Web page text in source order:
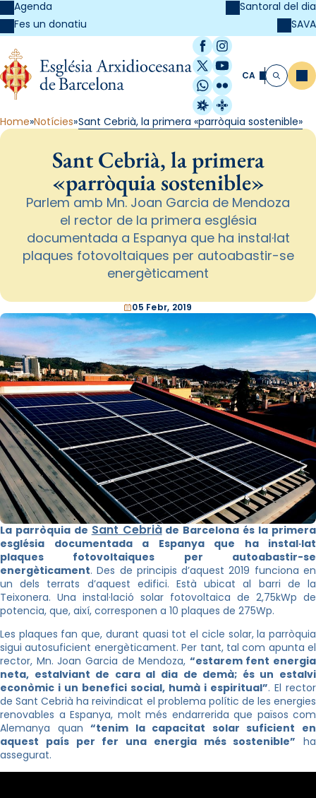
Agenda
Fes un donatiu
Santoral del dia
SAVA
Facebook
Instagram
X / Twitter
YouTube
WhatsApp
Flickr
Radio Estel
Catalunya
CA Cerca
Home Notícies Sant Cebrià, la primera «parròquia sostenible»
Sant Cebrià, la primera
«parròquia sostenible»
Parlem amb Mn. Joan Garcia de Mendoza
el rector de la primera església
documentada a Espanya que ha instal·lat
plaques fotovoltaiques per autoabastir-se
energèticament
05 Febr, 2019
La parròquia de Sant Cebriàde Barcelona és la primera
església documentada a Espanya que ha instal·lat
plaques fotovoltaiques per autoabastir-se
energèticament. Des de principis d’aquest 2019 funciona en
un dels terrats d’aquest edifici. Està ubicat al barri de la
Teixonera. Una instal·lació solar fotovoltaica de 2,75kWp de
potencia, que, així, corresponen a 10 plaques de 275Wp.
Les plaques fan que, durant quasi tot el cicle solar, la parròquia
sigui autosuficient energèticament. Per tant, tal com apunta el
rector, Mn. Joan Garcia de Mendoza, “estarem fent energia
neta, estalviant de cara al dia de demà; és un estalvi
econòmic i un benefici social, humà i espiritual”. El rector
de Sant Cebrià ha reivindicat el problema polític de les energies
renovables a Espanya, molt més endarrerida que països com
Alemanya quan“tenim la capacitat solar suficient en
aquest país per fer una energia més sostenible” ha
assegurat.